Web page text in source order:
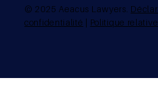
© 2025 Aeacus Lawyers.
confidentialité | Politique